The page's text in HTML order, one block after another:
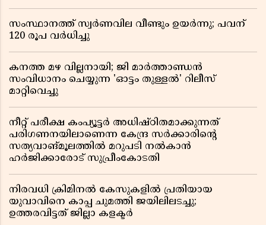
സംസ്ഥാനത്ത് സ്വര്‍ണവില വീണ്ടും ഉയർന്നു; പവന്
120 രൂപ വര്‍ധിച്ചു
കനത്ത മഴ വില്ലനായി; ജി മാർത്താണ്ഡൻ
സംവിധാനം ചെയ്യുന്ന 'ഓട്ടം തുള്ളൽ' റിലീസ്
മാറ്റിവെച്ചു
നീറ്റ് പരീക്ഷ കംപ്യൂട്ടർ അധിഷ്ഠിതമാക്കുന്നത്
പരിഗണനയിലാണെന്ന കേന്ദ്ര സർക്കാരിൻ്റെ
സത്യവാങ്മൂലത്തിൽ മറുപടി നൽകാൻ
ഹർജിക്കാരോട് സുപ്രീംകോടതി
നിരവധി ക്രിമിനൽ കേസുകളിൽ പ്രതിയായ
യുവാവിനെ കാപ്പ ചുമത്തി ജയിലിലടച്ചു;
ഉത്തരവിട്ടത് ജില്ലാ കളക്ടർ